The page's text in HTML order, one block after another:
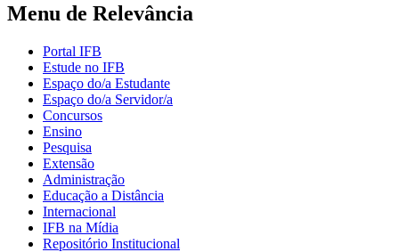
Menu de Relevância
Portal IFB
Estude no IFB
Espaço do/a Estudante
Espaço do/a Servidor/a
Concursos
Ensino
Pesquisa
Extensão
Administração
Educação a Distância
Internacional
IFB na Mídia
Repositório Institucional